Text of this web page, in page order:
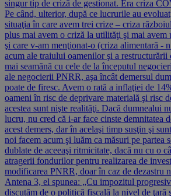
singur tip de criză de gestionat. Era criza
Pe când, ulterior, după ce lucrurile au
situaţia în care avem trei crize – criza
plus mai avem o criză la utilităţi şi mai avem
şi care v-am menţionat-o (criza alimentară -
acum ale traiului oamenilor şi a
mai seamănă cu cele de la începutul
ale negocierii PNRR, aşa încât demersul
poate de firesc. Avem o rată a inflaţiei de
oameni în risc de deprivare materială şi risc
acestea sunt nişte realităţi. Dacă dumnealui
lucru, nu cred că i-ar face cinste demnitatea
acest demers, dar în acelaşi timp susţin şi
noi facem acum şi luăm ca măsuri pe partea
dublate de aceeaşi ritmicitate, dacă nu cu o
atragerii fondurilor pentru realizarea de
modificarea PNRR, doar în caz de dezastru
Antena 3, el spunea: „Cu impozitul
discutăm de o politică fiscală la nivel de ţară